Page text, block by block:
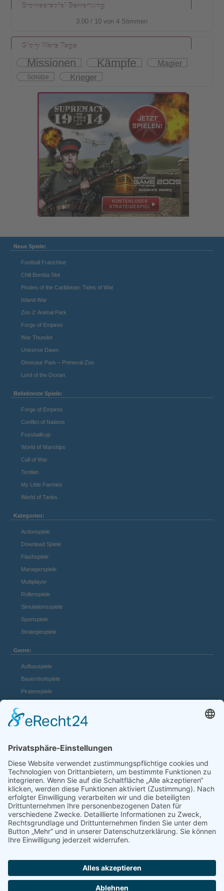
Browserspiel Bewertung
3.00 / 10 von4 Stimmen
Glory Wars Tags
Missionen Kämpfe Magier
Schütze Krieger
Neue Spiele:
Football Franchise
Chili Bomba Slot
Pirates of the Caribbean: Tides of War
Island War
Zoo 2: Animal Park
Forge of Empires
War Thunder
Universe Dawn
Dinosaur Park – Primeval Zoo
Lord of the Ocean
Beliebteste Spiele:
Forge of Empires
Conflict of Nations
Fussballcup
World of Warships
Call of War
Tentlan
My Little Farmies
World of Tanks
Kategorien:
Actionspiele
Download Spiele
Flashspiele
Managerspiele
Multiplayer
Rollenspiele
Simulationsspiele
Sportspiele
Strategiespiele
Genre:
Aufbauspiele
Bauernhofspiele
Piratenspiele
Mädchenspiele
Panzerspiele
Tierspiele
Weltraumspiele
Links:
Game Server mieten
FAQ und Hilfe
Spiele Payments
browserspiele.fm